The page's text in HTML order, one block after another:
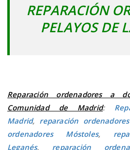
REPARACIÓN
PELAYOS DE
Reparación ordenadores a
Comunidad de Madrid:
Madrid, reparación
ordenadores Móstoles,
Leganés, reparación